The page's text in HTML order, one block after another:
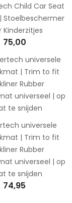
Child Car Seat
Stoelbeschermer
Kinderzitjes
75,00
universele
| Trim to fit
Rubber
universeel | op
te snijden
74,95